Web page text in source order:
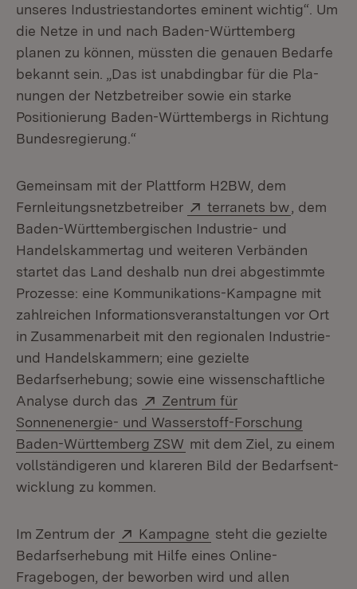
unseres Industriestandortes eminent wichtig“. Um
die Netze in und nach Baden-Württemberg
planen zu können, müssten die genauen Bedarfe
bekannt sein. „Das ist unabdingbar für die Pla­
nungen der Netzbetreiber sowie ein starke
Positionierung Baden-Württembergs in Richtung
Bundesregierung.“
Gemeinsam mit der Plattform H2BW, dem
Fernleitungsnetzbetreiber
Extern:
terranets bw (Öffnet
, dem
Baden-Württembergischen Industrie- und
Handelskammertag und wei­teren Verbänden
startet das Land deshalb nun drei abgestimmte
Prozesse: eine Kommunikations-Kampagne mit
zahlreichen Informationsveranstaltungen vor Ort
in Zusammenarbeit mit den regionalen Industrie-
und Handelskammern; eine gezielte
Bedarfserhebung; sowie eine wissenschaftliche
Analyse durch das
Extern:
Zentrum für
Sonnenenergie- und Wasserstoff-Forschung
Baden-Württemberg ZSW (Öffnet in neuem Fenster)
mit dem Ziel, zu einem
vollständigeren und klareren Bild der Bedarfsent­
wicklung zu kommen.
Im Zentrum der Extern:
Kampagne (Öffnet in neuem
steht die gezielte
Bedarfserhebung mit Hilfe eines Online-
Fragebogen, der beworben wird und allen